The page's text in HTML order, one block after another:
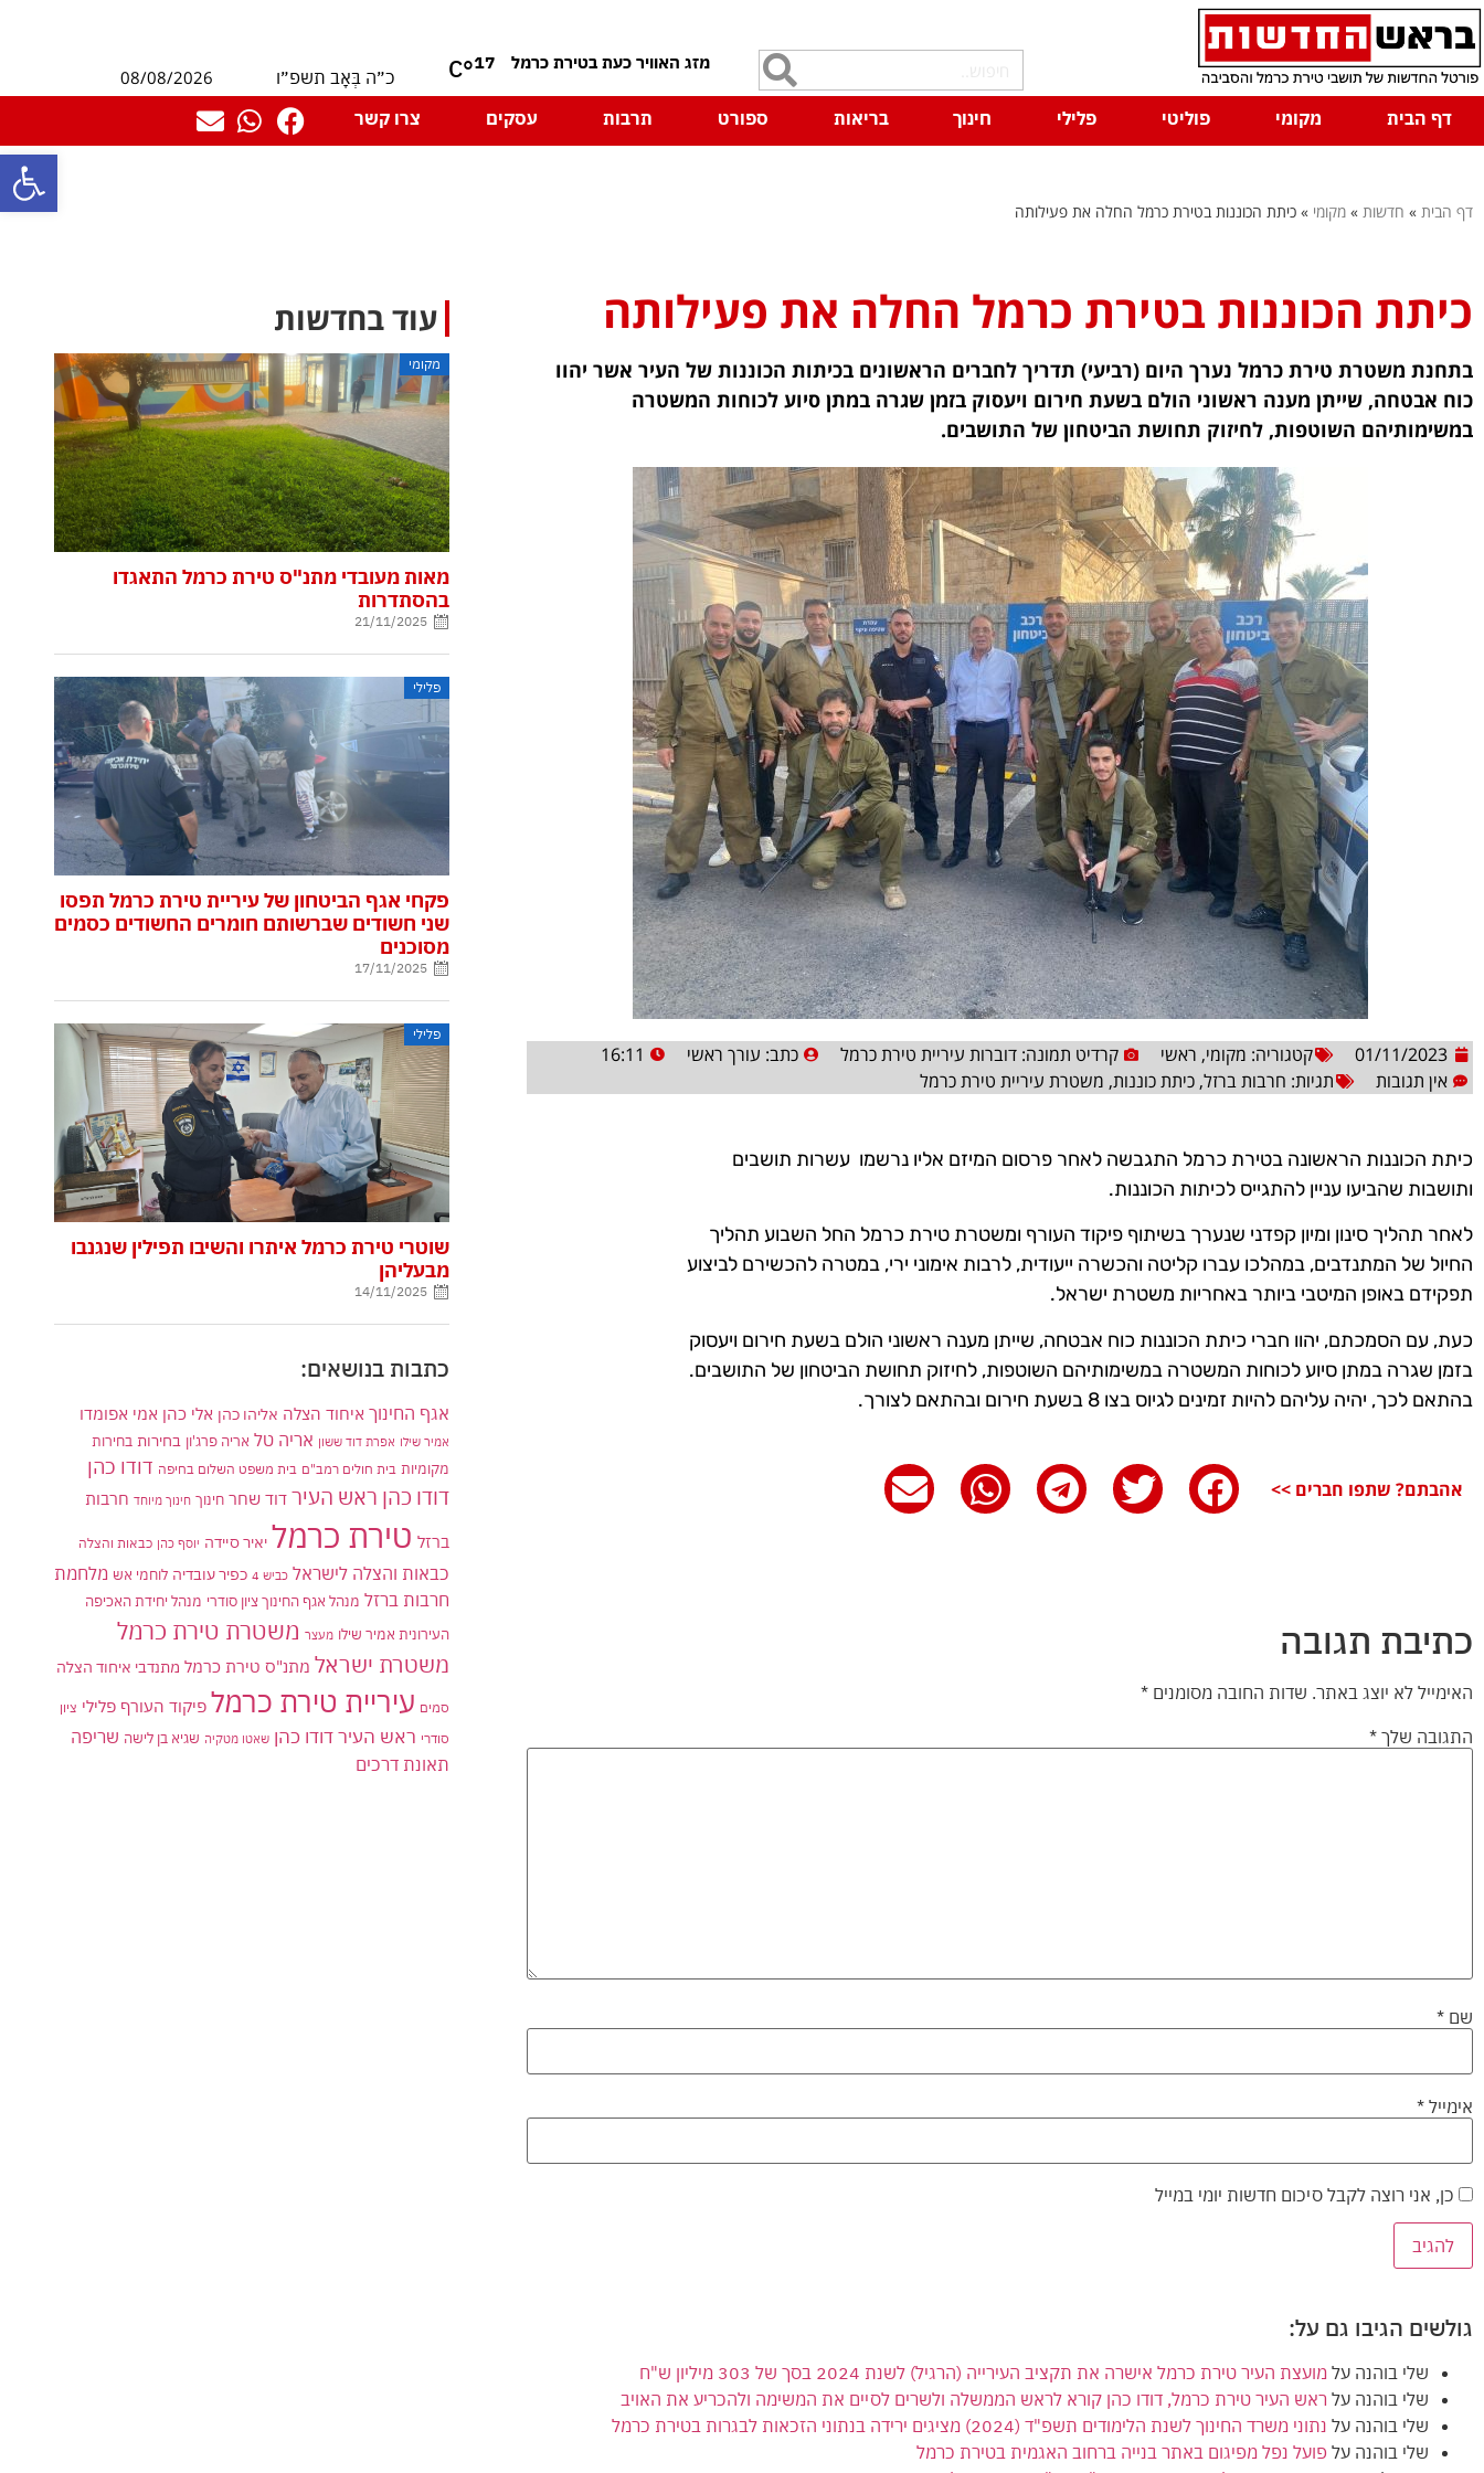
פתח
17
°C כ״ה בְּאָב תשפ״ו
08/08/2026
דף הבית
מקומי פוליטי פלילי חינוך בריאות ספורט תרבות עסקים צרו קשר
דף הבית » חדשות » מקומי » כיתת הכוננות בטירת כרמל החלה את פעילותה
כיתת הכוננות בטירת כרמל החלה את פעילותה
בתחנת משטרת טירת כרמל נערך היום (רביעי) תדריך לחברים הראשונים בכיתות הכוננות של העיר אשר יהוו
כוח אבטחה, שייתן מענה ראשוני הולם בשעת חירום ויעסוק בזמן שגרה במתן סיוע לכוחות המשטרה
במשימותיהם השוטפות, לחיזוק תחושת הביטחון של התושבים.
01/11/2023 קטגוריה: מקומי, ראשי קרדיט תמונה: דוברות עיריית טירת כרמל כתב: עורך ראשי
16:11
אין תגובות
תגיות: חרבות ברזל, כיתת כוננות, משטרת עיריית טירת כרמל
כיתת הכוננות הראשונה בטירת כרמל התגבשה לאחר פרסום המיזם אליו נרשמו עשרות תושבים
ותושבות שהביעו עניין להתגייס לכיתות הכוננות.
לאחר תהליך סינון ומיון קפדני שנערך בשיתוף פיקוד העורף ומשטרת טירת כרמל החל השבוע תהליך
החיול של המתנדבים, במהלכו עברו קליטה והכשרה ייעודית, לרבות אימוני ירי, במטרה להכשירם לביצוע
תפקידם באופן המיטבי ביותר באחריות משטרת ישראל.
כעת, עם הסמכתם, יהוו חברי כיתת הכוננות כוח אבטחה, שייתן מענה ראשוני הולם בשעת חירום ויעסוק
בזמן שגרה במתן סיוע לכוחות המשטרה במשימותיהם השוטפות, לחיזוק תחושת הביטחון של התושבים.
בהתאם לכך, יהיה עליהם להיות זמינים לגיוס בצו 8 בשעת חירום ובהתאם לצורך.
אהבתם? שתפו חברים >>
כתיבת תגובה
האימייל לא יוצג באתר. שדות החובה מסומנים *
התגובה שלך *
שם *
אימייל *
כן, אני רוצה לקבל סיכום חדשות יומי במייל
גולשים הגיבו גם על:
שלי בוהנה על מועצת העיר טירת כרמל אישרה את תקציב העירייה (הרגיל) לשנת 2024 בסך של 303 מיליון ש"ח
שלי בוהנה על ראש העיר טירת כרמל, דודו כהן קורא לראש הממשלה ולשרים לסיים את המשימה ולהכריע את האויב
שלי בוהנה על נתוני משרד החינוך לשנת הלימודים תשפ"ד (2024) מציגים ירידה בנתוני הזכאות לבגרות בטירת כרמל
שלי בוהנה על פועל נפל מפיגום באתר בנייה ברחוב האגמית בטירת כרמל
עוד בחדשות
מקומי
מאות מעובדי מתנ"ס טירת כרמל התאגדו
בהסתדרות
21/11/2025
פלילי
פקחי אגף הביטחון של עיריית טירת כרמל תפסו
שני חשודים שברשותם חומרים החשודים כסמים
מסוכנים
17/11/2025
פלילי
שוטרי טירת כרמל איתרו והשיבו תפילין שנגנבו
מבעליהן
14/11/2025
כתבות בנושאים:
אגף החינוך איחוד הצלה אליהו כהן אלי כהן אמי אפומדו
אמיר שילו אפרת דוד ששון אריה טל אריה פרג'ון בחירות בחירות
מקומיות בית חולים רמב"ם בית משפט השלום בחיפה דודו כהן
דודו כהן ראש העיר דוד שחר חינוך חינוך מיוחד חרבות
ברזל טירת כרמל יאיר סיידה יוסף כהן כבאות והצלה
כבאות והצלה לישראל כביש 4 כפיר עובדיה לוחמי אש מלחמת
חרבות ברזל מנהל אגף החינוך ציון סודרי מנהל יחידת האכיפה
העירונית אמיר שילו מעצר משטרת טירת כרמל
משטרת ישראל מתנ"ס טירת כרמל מתנדבי איחוד הצלה
סמים עיריית טירת כרמל פיקוד העורף פלילי ציון
סודרי ראש העיר דודו כהן שאטו מטקיה שגיא בן לישה שריפה
תאונת דרכים